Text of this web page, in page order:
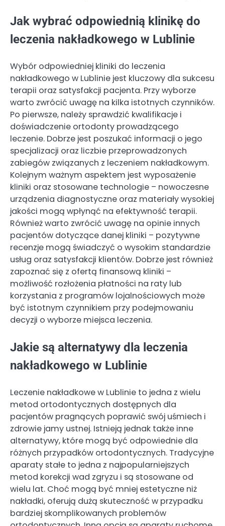
Jak wybrać odpowiednią klinikę do
leczenia nakładkowego w Lublinie
Wybór odpowiedniej kliniki do leczenia
nakładkowego w Lublinie jest kluczowy dla sukcesu
terapii oraz satysfakcji pacjenta. Przy wyborze
warto zwrócić uwagę na kilka istotnych czynników.
Po pierwsze, należy sprawdzić kwalifikacje i
doświadczenie ortodonty prowadzącego
leczenie. Dobrze jest poszukać informacji o jego
specjalizacji oraz liczbie przeprowadzonych
zabiegów związanych z leczeniem nakładkowym.
Kolejnym ważnym aspektem jest wyposażenie
kliniki oraz stosowane technologie – nowoczesne
urządzenia diagnostyczne oraz materiały wysokiej
jakości mogą wpłynąć na efektywność terapii.
Również warto zwrócić uwagę na opinie innych
pacjentów dotyczące danej kliniki – pozytywne
recenzje mogą świadczyć o wysokim standardzie
usług oraz satysfakcji klientów. Dobrze jest również
zapoznać się z ofertą finansową kliniki –
możliwość rozłożenia płatności na raty lub
korzystania z programów lojalnościowych może
być istotnym czynnikiem przy podejmowaniu
decyzji o wyborze miejsca leczenia.
Jakie są alternatywy dla leczenia
nakładkowego w Lublinie
Leczenie nakładkowe w Lublinie to jedna z wielu
metod ortodontycznych dostępnych dla
pacjentów pragnących poprawić swój uśmiech i
zdrowie jamy ustnej. Istnieją jednak także inne
alternatywy, które mogą być odpowiednie dla
różnych przypadków ortodontycznych. Tradycyjne
aparaty stałe to jedna z najpopularniejszych
metod korekcji wad zgryzu i są stosowane od
wielu lat. Choć mogą być mniej estetyczne niż
nakładki, oferują dużą skuteczność w przypadku
bardziej skomplikowanych problemów